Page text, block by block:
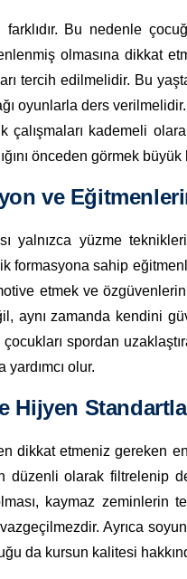
Bu nedenle
olmasına dikkat
tercih edilmelidir. Bu
oyunlarla ders
çalışmaları kademeli
önceden görmek büyük
ve
yalnızca yüzme
formasyona sahip
etmek ve
aynı zamanda kendini
spordan
yardımcı olur.
Hijyen
dikkat etmeniz gereken
düzenli olarak filtrelenip
kaymaz zeminlerin
Ayrıca
da kursun kalitesi